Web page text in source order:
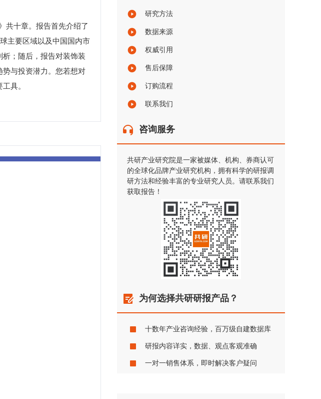
十章。报告首先介绍了
主要区域以及中国国内市
；随后，报告对装饰装
与投资潜力。您若想对
具。
研究方法
数据来源
权威引用
售后保障
订购流程
联系我们
咨询服务
共研产业研究院是一家被媒体、机构、券商认可
的全球化品牌产业研究机构，拥有科学的研报调
研方法和经验丰富的专业研究人员。请联系我们
获取报告！
为何选择共研研报产品？
十数年产业咨询经验，百万级自建数据库
研报内容详实，数据、观点客观准确
一对一销售体系，即时解决客户疑问